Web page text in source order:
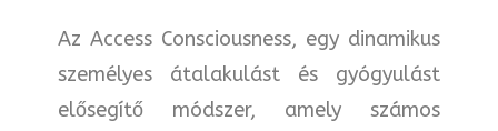
Az Access Consciousness, egy dinamikus
személyes átalakulást és gyógyulást
elősegítő módszer, amely számos